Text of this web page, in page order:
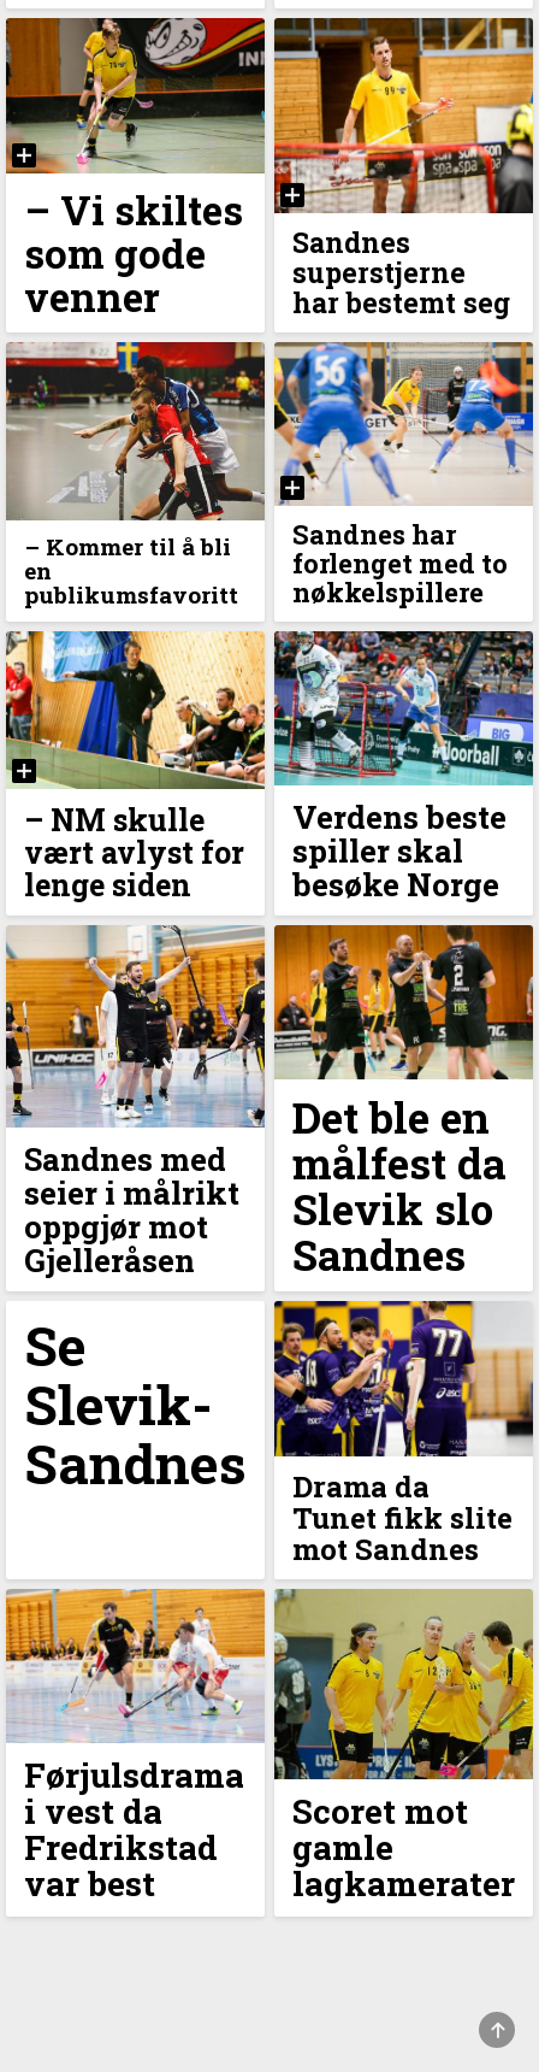
–⁠ Vi skiltes
som gode
venner
Sandnes
superstjerne
har bestemt seg
– Kommer til å bli
en
publikumsfavoritt
Sandnes har
forlenget med to
nøkkelspillere
– NM skulle
vært avlyst for
lenge siden
Verdens beste
spiller skal
besøke Norge
Sandnes med
seier i målrikt
oppgjør mot
Gjelleråsen
Det ble en
målfest da
Slevik slo
Sandnes
Se
Slevik-
Sandnes
Drama da
Tunet fikk slite
mot Sandnes
Førjulsdrama
i vest da
Fredrikstad
var best
Scoret mot
gamle
lagkamerater